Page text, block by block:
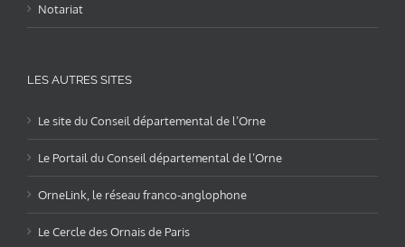
Notariat
LES AUTRES SITES
Le site du Conseil départemental de l’Orne
Le Portail du Conseil départemental de l’Orne
OrneLink, le réseau franco-anglophone
Le Cercle des Ornais de Paris